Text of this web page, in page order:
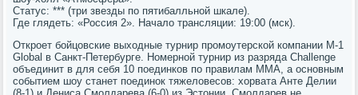
Статус: *** (три звезды по пятибалльной шкале).
Где глядеть: «Россия 2». Начало трансляции: 19:00 (мск).
Откроет бойцовские выходные турнир промоутерской компании М-1
Global в Санкт-Петербурге. Номерной турнир из разряда Challenge
объединит в для себя 10 поединков по правилам ММА, а основным
событием шоу станет поединок тяжеловесов: хорвата Анте Делии